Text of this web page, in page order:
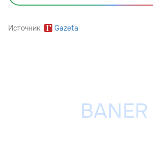
Источник Gazeta